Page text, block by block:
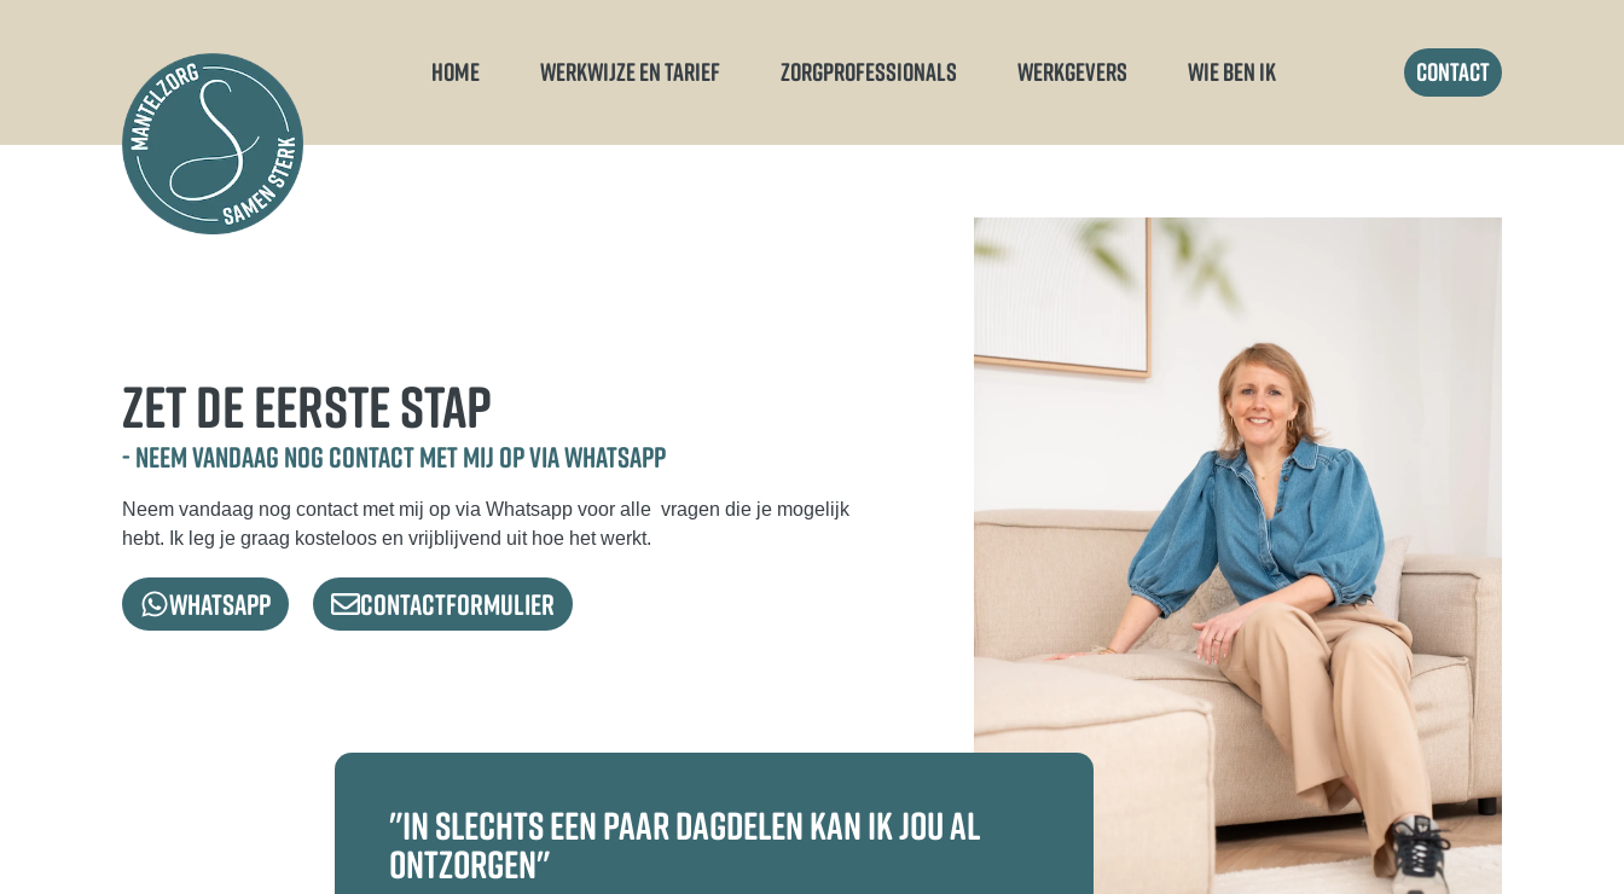
HOME WERKWIJZE EN TARIEF ZORGPROFESSIONALS WERKGEVERS WIE BEN IK contact
ZET DE EERSTE STAP
- NEEM VANDAAG NOG CONTACT MET MIJ OP VIA WHATSAPP
Neem vandaag nog contact met mij op via Whatsapp voor alle vragen die je mogelijk
hebt. Ik leg je graag kosteloos en vrijblijvend uit hoe het werkt.
"IN SLECHTS EEN PAAR DAGDELEN KAN IK JOU AL
ONTZORGEN"
Whatsapp Contactformulier